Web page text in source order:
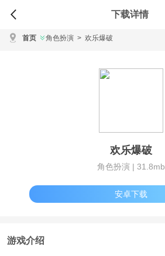
下载详情
首页 角色扮演 > 欢乐爆破
欢乐爆破
角色扮演 | 31.8mb
安卓下载
游戏介绍